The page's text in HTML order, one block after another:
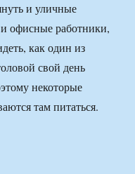
и уличные
офисные работники,
как один из
свой день
некоторые
там питаться.